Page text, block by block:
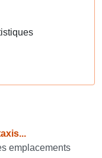
emplacements